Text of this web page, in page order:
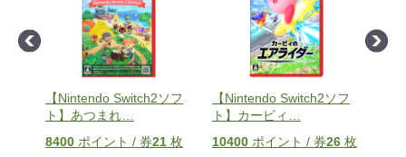
【Nintendo Switch2ソフ
ト】あつまれ
8400 ポイント / 券21 枚
【Nintendo Switch2ソフ
ト】カービィ
10400 ポイント / 券26 枚